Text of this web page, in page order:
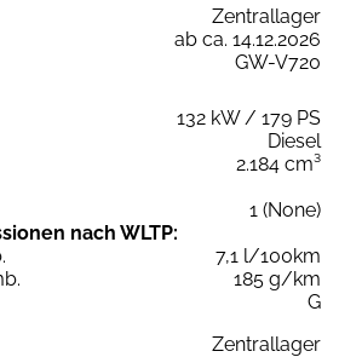
Zentrallager
ab ca. 14.12.2026
GW-V720
132 kW / 179 PS
Diesel
2.184 cm³
1 (None)
nach WLTP:
7,1 l/100km
185 g/km
G
Zentrallager